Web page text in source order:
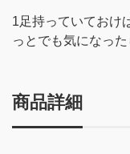
1足持っていておけ
っとでも気になっ
商品詳細